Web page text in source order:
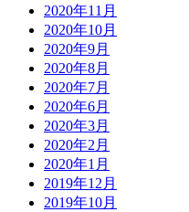
2020年11月
2020年10月
2020年9月
2020年8月
2020年7月
2020年6月
2020年3月
2020年2月
2020年1月
2019年12月
2019年10月